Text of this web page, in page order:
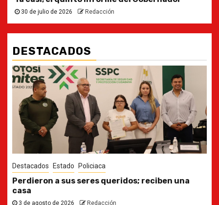
30 de julio de 2026 Redacción
DESTACADOS
Destacados Estado
Ya casi, el quinto informe del Gobernador
30 de julio de 2026